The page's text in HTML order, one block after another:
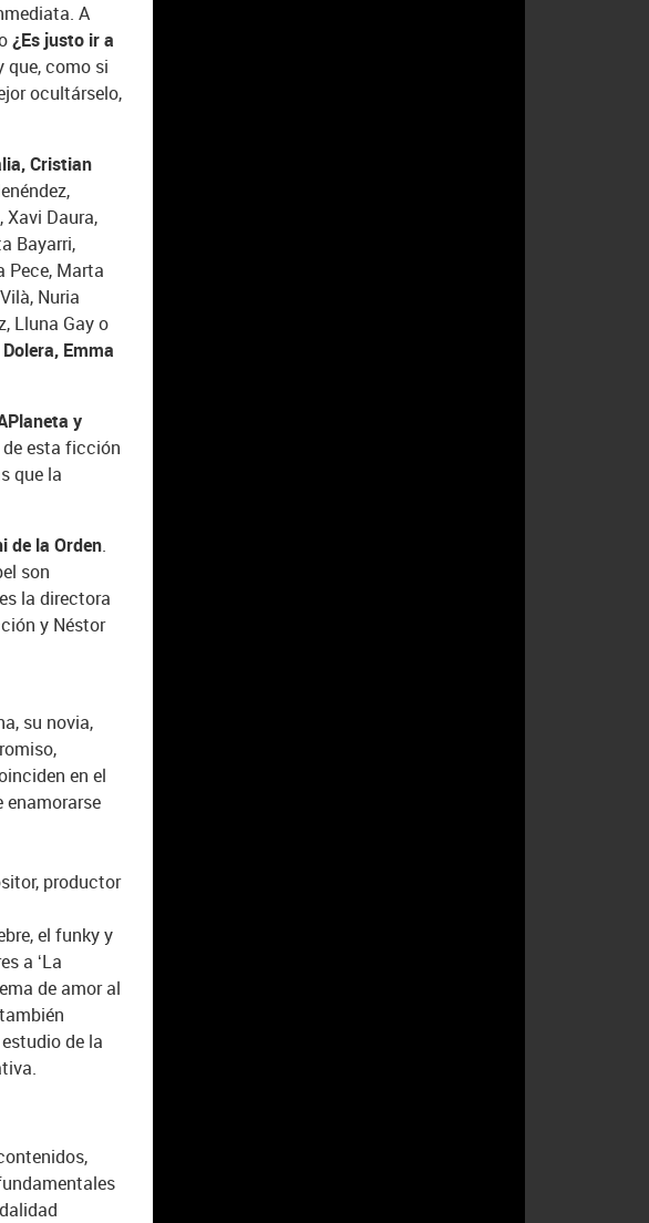
A
¿Es justo ir a
que, como si
ocultárselo,
Cristian
Xavi Daura,
Bayarri,
Pece, Marta
Nuria
Lluna Gay o
Emma
y
esta ficción
que la
de la Orden.
son
la directora
y Néstor
su novia,
en el
enamorarse
productor
el funky y
a ‘La
de amor al
de la